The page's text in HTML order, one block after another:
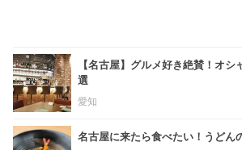
【名古屋】グルメ好き絶賛！オ
選
愛知
名古屋に来たら食べたい！うど